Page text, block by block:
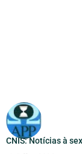
CNIS: Notícias à